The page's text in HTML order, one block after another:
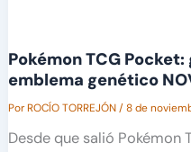
Pokémon TCG
emblema genético
PorROCÍO TORREJÓN/8 de
Desde que salió Pokémon